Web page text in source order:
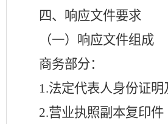
四、响应文件要求
（一）响应文件组成
商务部分：
1.法定代表人身份证明
2.营业执照副本复印件